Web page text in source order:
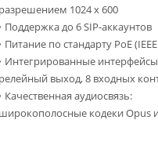
разрешением 1024 x 600
Поддержка до 6 SIP-аккаунтов
Питание по стандарту PoE
Интегрированные
релейный выход, 8 входных
Качественная аудиосвязь:
широкополосные кодеки Opus